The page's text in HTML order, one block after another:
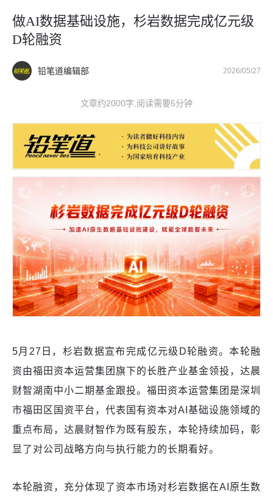
做AI数据基础设施，杉岩数据完成亿元级
D轮融资
铅笔道编辑部 2026/05/27
文章约2000字,阅读需要5分钟
5月27日，杉岩数据宣布完成亿元级D轮融资。本轮融
资由福田资本运营集团旗下的长胜产业基金领投，达晨
财智湖南中小二期基金跟投。福田资本运营集团是深圳
市福田区国资平台，代表国有资本对AI基础设施领域的
重点布局，达晨财智作为既有股东，本轮持续加码，彰
显了对公司战略方向与执行能力的长期看好。
本轮融资，充分体现了资本市场对杉岩数据在AI原生数